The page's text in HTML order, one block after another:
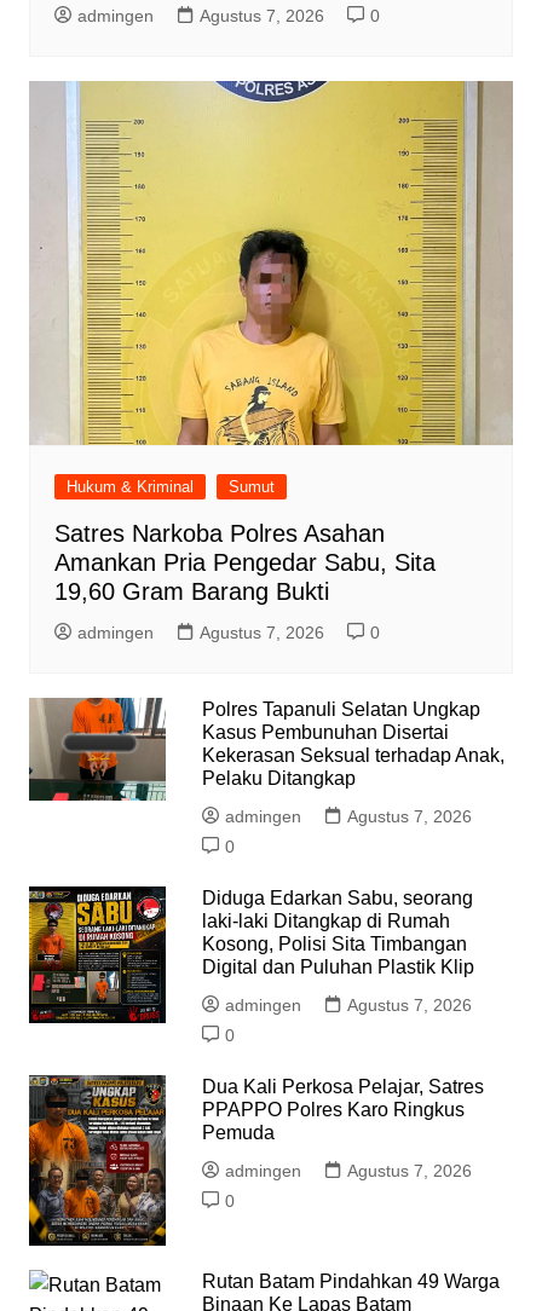
admingen Agustus 7, 2026 0
Hukum & Kriminal Sumut
Satres Narkoba Polres Asahan
Amankan Pria Pengedar Sabu, Sita
19,60 Gram Barang Bukti
admingen Agustus 7, 2026 0
Polres Tapanuli Selatan Ungkap
Kasus Pembunuhan Disertai
Kekerasan Seksual terhadap Anak,
Pelaku Ditangkap
admingen
Agustus 7, 2026
0
Diduga Edarkan Sabu, seorang
laki-laki Ditangkap di Rumah
Kosong, Polisi Sita Timbangan
Digital dan Puluhan Plastik Klip
admingen
Agustus 7, 2026
0
Dua Kali Perkosa Pelajar, Satres
PPAPPO Polres Karo Ringkus
Pemuda
admingen
Agustus 7, 2026
0
Rutan Batam Pindahkan 49 Warga
Binaan Ke Lapas Batam